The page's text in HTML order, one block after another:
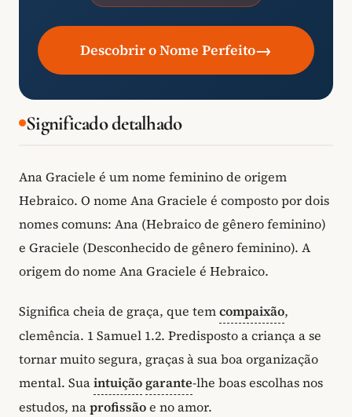
Descobrir o Nome Perfeito→
Significado detalhado
Ana Graciele é um nome feminino de origem
Hebraico. O nome Ana Graciele é composto por dois
nomes comuns: Ana (Hebraico de gênero feminino)
e Graciele (Desconhecido de gênero feminino). A
origem do nome Ana Graciele é Hebraico.
Significa cheia de graça, que temcompaixão,
clemência. 1 Samuel 1.2. Predisposto a criança a se
tornar muito segura, graças à sua boa organização
mental. Suaintuiçãogarante-lhe boas escolhas nos
estudos, naprofissãoe no amor.